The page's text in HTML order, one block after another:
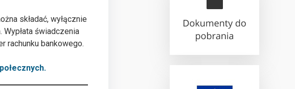
składać, wyłącznie
świadczenia
rachunku bankowego.